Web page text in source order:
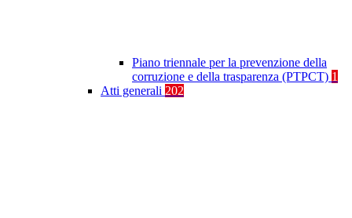
Piano triennale per la prevenzione della
corruzione e della trasparenza (PTPCT) 1
Atti generali 202